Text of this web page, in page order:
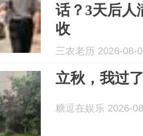
话？3天后人
收
三农老历 2026-08-
立秋，我过
糖逗在娱乐 2026-